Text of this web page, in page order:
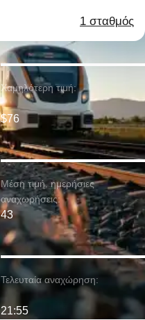
1 σταθμός
Χαμηλότερη τιμή:
$76
Μέση τιμή. ημερήσιες
αναχωρήσεις:
43
Τελευταία αναχώρηση:
21:55